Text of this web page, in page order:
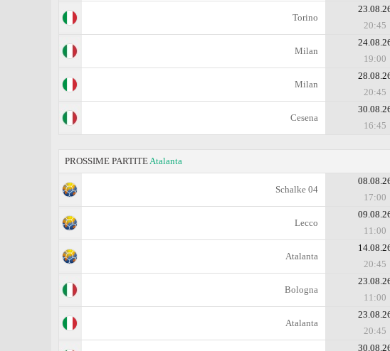
Torino
20:45
Milan
19:00
Milan
20:45
Cesena
16:45
PROSSIME PARTITEAtalanta
Schalke 04
17:00
Lecco
11:00
Atalanta
20:45
Bologna
11:00
Atalanta
20:45